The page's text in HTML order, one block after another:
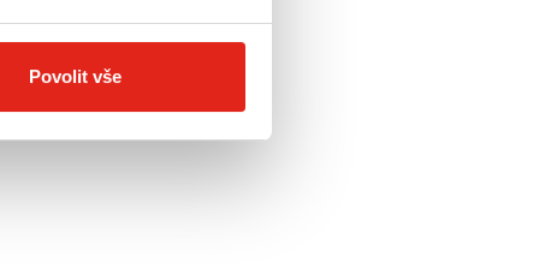
Povolit vše